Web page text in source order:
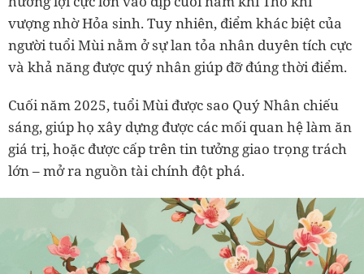
vượng nhờ Hỏa sinh. Tuy nhiên, điểm khác biệt của
người tuổi Mùi nằm ở sự lan tỏa nhân duyên tích cực
và khả năng được quý nhân giúp đỡ đúng thời điểm.
Cuối năm 2025, tuổi Mùi được sao Quý Nhân chiếu
sáng, giúp họ xây dựng được các mối quan hệ làm ăn
giá trị, hoặc được cấp trên tin tưởng giao trọng trách
lớn – mở ra nguồn tài chính đột phá.